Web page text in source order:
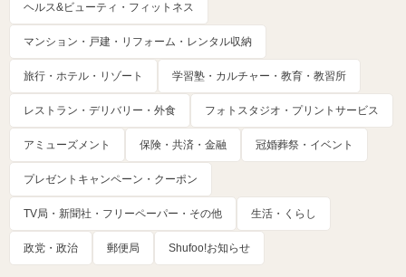
ヘルス&ビューティ・フィットネス
マンション・戸建・リフォーム・レンタル収納
旅行・ホテル・リゾート 学習塾・カルチャー・教育・教習所
レストラン・デリバリー・外食 フォトスタジオ・プリントサービス
アミューズメント 保険・共済・金融 冠婚葬祭・イベント
プレゼントキャンペーン・クーポン
TV局・新聞社・フリーペーパー・その他 生活・くらし
政党・政治 郵便局 Shufoo!お知らせ